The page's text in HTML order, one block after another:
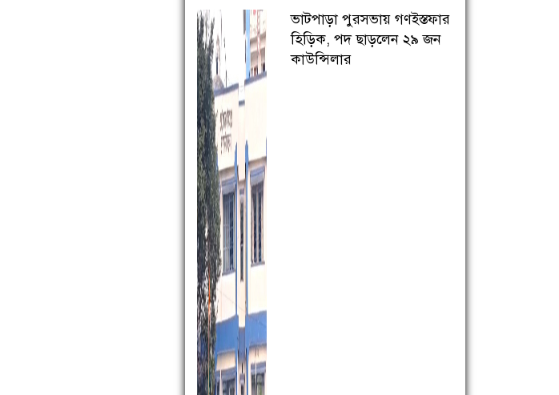
ভাটপাড়া পুরসভায় গণইস্তফার
হিড়িক, পদ ছাড়লেন ২৯ জন
কাউন্সিলার